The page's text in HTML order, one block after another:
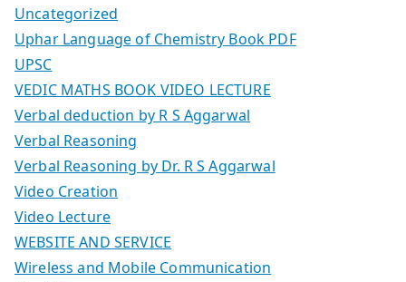
Uncategorized
Uphar Language of Chemistry Book PDF
UPSC
VEDIC MATHS BOOK VIDEO LECTURE
Verbal deduction by R S Aggarwal
Verbal Reasoning
Verbal Reasoning by Dr. R S Aggarwal
Video Creation
Video Lecture
WEBSITE AND SERVICE
Wireless and Mobile Communication